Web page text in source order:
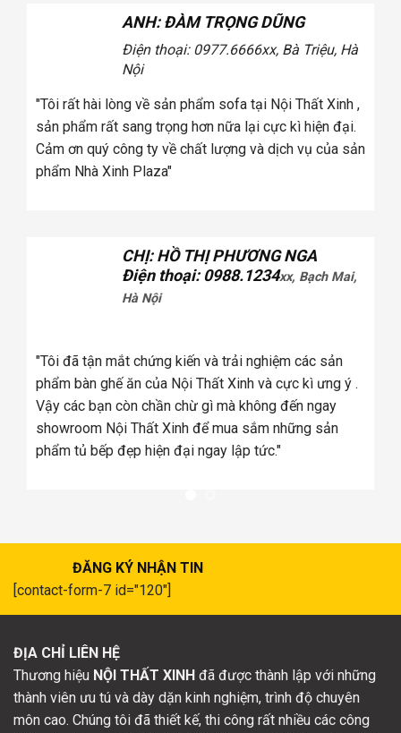
ANH: ĐÀM TRỌNG DŨNG
Điện thoại: 0977.6666xx, Bà Triệu, Hà
Nội
"Tôi rất hài lòng về sản phẩm sofa tại Nội Thất Xinh ,
sản phẩm rất sang trọng hơn nữa lại cực kì hiện đại.
Cảm ơn quý công ty về chất lượng và dịch vụ của sản
phẩm Nhà Xinh Plaza"
CHỊ: HỒ THỊ PHƯƠNG NGA
Điện thoại: 0988.1234xx, Bạch Mai,
Hà Nội
"Tôi đã tận mắt chứng kiến và trải nghiệm các sản
phẩm bàn ghế ăn của Nội Thất Xinh và cực kì ưng ý .
Vậy các bạn còn chần chừ gì mà không đến ngay
showroom Nội Thất Xinh để mua sắm những sản
phẩm tủ bếp đẹp hiện đại ngay lập tức."
ĐĂNG KÝ NHẬN TIN
[contact-form-7 id="120"]
ĐỊA CHỈ LIÊN HỆ
Thương hiệu NỘI THẤT XINH đã được thành lập với những
thành viên ưu tú và dày dặn kinh nghiệm, trình độ chuyên
môn cao. Chúng tôi đã thiết kế, thi công rất nhiều các công